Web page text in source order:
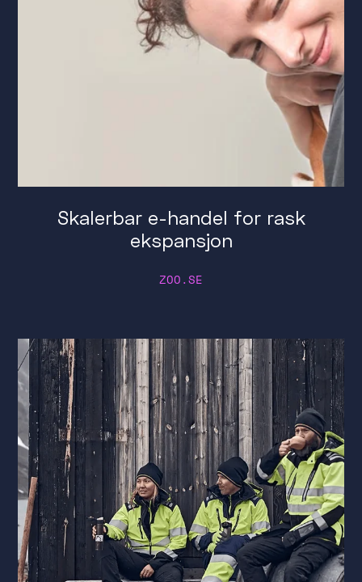
Skalerbar e-handel for rask
ekspansjon
ZOO.SE